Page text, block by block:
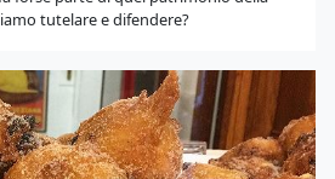
tutelare e difendere?